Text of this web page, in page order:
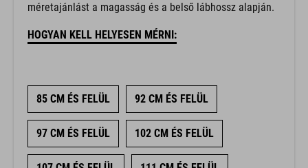
85 CM ÉS FELÜL 92 CM ÉS FELÜL
97 CM ÉS FELÜL 102 CM ÉS FELÜL
107 CM ÉS FELÜL 111 CM ÉS FELÜL